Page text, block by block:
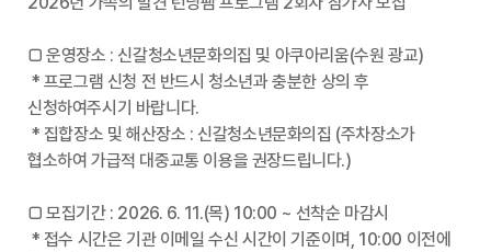
□ 운영장소 : 신갈청소년문화의집 및 아쿠아리움(수원 광교)
* 프로그램 신청 전 반드시 청소년과 충분한 상의 후
신청하여주시기 바랍니다.
* 집합장소 및 해산장소 : 신갈청소년문화의집 (주차장소가
협소하여 가급적 대중교통 이용을 권장드립니다.)
□ 모집기간 : 2026. 6. 11.(목) 10:00 ~ 선착순 마감시
* 접수 시간은 기관 이메일 수신 시간이 기준이며, 10:00 이전에